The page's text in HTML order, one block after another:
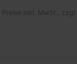
Preise inkl. MwSt., zzgl.